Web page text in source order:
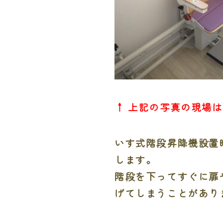
↑ 上記の写真の現場
いす式階段昇降機設
します。
階段を下ってすぐに
げてしまうことがあり